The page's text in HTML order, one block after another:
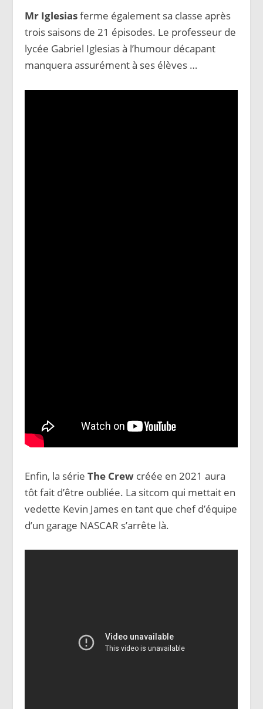
Mr Iglesiasferme également sa classe après
trois saisons de 21 épisodes. Le professeur de
lycée Gabriel Iglesias à l’humour décapant
manquera assurément à ses élèves …
Enfin, la sérieThe Crew créée en 2021 aura
tôt fait d’être oubliée. La sitcom qui mettait en
vedette Kevin James en tant que chef d’équipe
d’un garage NASCAR s’arrête là.